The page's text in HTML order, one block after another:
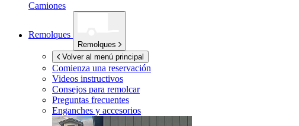
Camiones
Remolques
Remolques
Volver al menú principal
Comienza una reservación
Videos instructivos
Consejos para remolcar
Preguntas frecuentes
Enganches y accesorios